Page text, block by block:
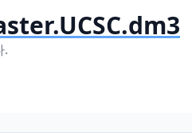
.